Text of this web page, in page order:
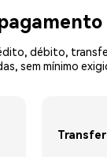
débito,
sem mínimo